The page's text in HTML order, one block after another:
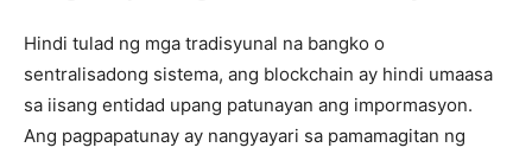
Hindi tulad ng mga tradisyunal na bangko o
sentralisadong sistema, ang blockchain ay hindi umaasa
sa iisang entidad upang patunayan ang impormasyon.
Ang pagpapatunay ay nangyayari sa pamamagitan ng